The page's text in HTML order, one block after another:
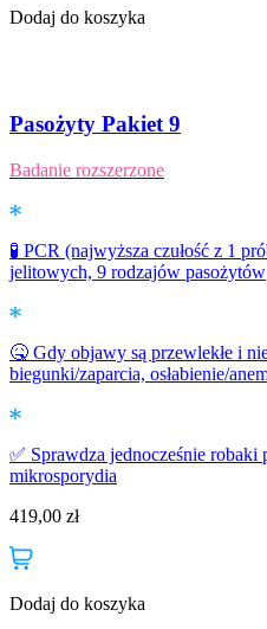
Dodaj do koszyka
Pasożyty Pakiet 9
Badanie rozszerzone
🧪 PCR (najwyższa czułość z 1
jelitowych, 9 rodzajów pasożytów
🤒 Gdy objawy są przewlekłe i
biegunki/zaparcia, osłabienie/
✅ Sprawdza jednocześnie robaki
mikrosporydia
419,00 zł
Dodaj do koszyka